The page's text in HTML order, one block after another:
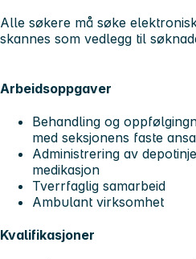
Alle søkere må søke
skannes som vedlegg til
Arbeidsoppgaver
Behandling og
med seksjonens faste
Administrering av
medikasjon
Tverrfaglig samarbeid
Ambulant virksomhet
Kvalifikasjoner